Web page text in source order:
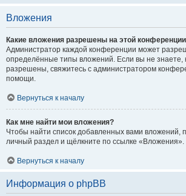
Вложения
Какие вложения разрешены на этой
Администратор каждой конференции может
определённые типы вложений. Если вы не знаете,
разрешены, свяжитесь с администратором
помощи.
Вернуться к началу
Как мне найти мои вложения?
Чтобы найти список добавленных вами вложений,
личный раздел и щёлкните по ссылке «Вложения».
Вернуться к началу
Информация о phpBB